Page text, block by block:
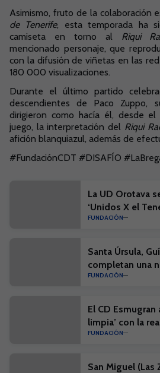
Asimismo, fruto de la colaboración
de Tenerife, esta temporada ha
camiseta en torno al Riqui
mencionado personaje, que
con la difusión de viñetas en las
180 000 visualizaciones.
Durante el último partido
descendientes de Paco Zuppo,
dirigieron como hacía él, desde
juego, la interpretación del Riqui
afición blanquiazul, además de
#FundaciónCDT #DISAFÍO
La UD Orotava
‘Unidos X el
fútbol base
FUNDACIÓN
Santa Úrsula,
completan una
Campus Suma
FUNDACIÓN
El CD Esmugran
limpia’ con la
actividad en el
FUNDACIÓN
San Miguel (Las